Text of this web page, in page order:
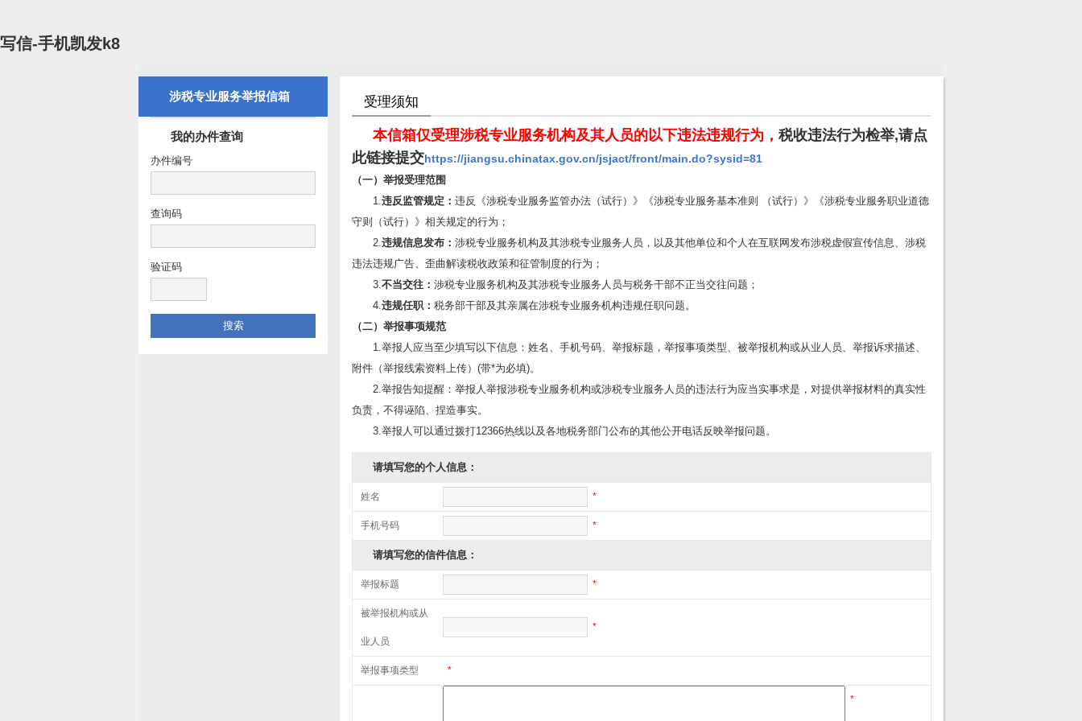
写信-手机凯发k8
涉税专业服务举报信箱
我的办件查询
办件编号
查询码
验证码
受理须知
本信箱仅受理涉税专业服务机构及其人员的以下违法违规行为， 税收违法行为检举,请点
此链接提交https://jiangsu.chinatax.gov.cn/jsjact/front/main.do?sysid=81
（一）举报受理范围
1.违反监管规定： 违反 《涉税专业服务监管办法（试行）》
《涉税专业服务基本准则 （试行）》《涉税专业服务职业道德
守则（试行）》 相关规定的行为；
2.违规信息发布： 涉税专业服务机构及其涉税专业服务人员，以及其他单位和个人在互联网发布涉税虚假宣传信息、涉税
违法违规广告、歪曲解读税收政策和征管制度的行为；
3.不当交往： 涉税专业服务机构及其涉税专业服务人员与税务干部不正当交往问题；
4.违规任职： 税务部干部及其亲属在涉税专业服务机构违规任职问题。
（二）举报事项规范
1.举报人应当至少填写以下信息：姓名、手机号码、举报标题，举报事项类型、被举报机构或从业人员、举报诉求描述、
附件（举报线索资料上传）(带*为必填)。
2.举报告知提醒：举报人举报涉税专业服务机构或涉税专业服务人员的违法行为应当实事求是，对提供举报材料的真实性
负责，不得诬陷、捏造事实。
3.举报人可以通过拨打12366热线以及各地税务部门公布的其他公开电话反映举报问题。
请填写您的个人信息：
姓名 *
手机号码 *
请填写您的信件信息：
举报标题 *
被举报机构或从
业人员
*
举报事项类型 *
*